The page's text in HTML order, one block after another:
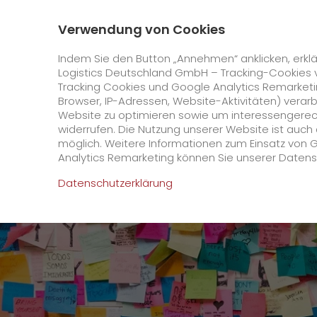
GO! Courier GO! Express
Online Services
GO! Kundenportal
App
Downloads
Newswall
+
Startseite Online Services Newswall Wir
Verwendung von Cookies
Indem Sie den Button „Annehmen“ anklicken,
Logistics Deutschland GmbH – Tracking-
Tracking Cookies und Google Analytics
Browser, IP-Adressen, Website-Aktivitäten)
Website zu optimieren sowie um
widerrufen. Die Nutzung unserer Website ist
möglich. Weitere Informationen zum Einsatz von
Analytics Remarketing können Sie unserer
Datenschutzerklärung